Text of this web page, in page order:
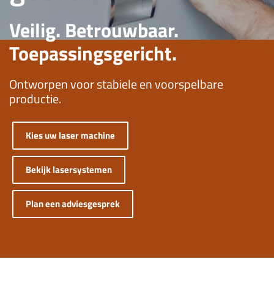
Veilig. Betrouwbaar.
Toepassingsgericht.
Ontworpen voor stabiele en voorspelbare
productie.
Kies uw laser machine
Bekijk lasersystemen
Plan een adviesgesprek